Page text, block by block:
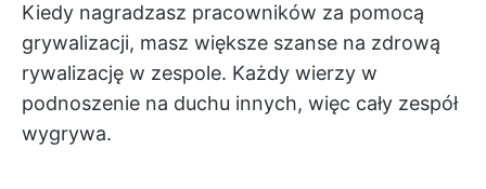
Kiedy nagradzasz pracowników za pomocą
grywalizacji, masz większe szanse na zdrową
rywalizację w zespole. Każdy wierzy w
podnoszenie na duchu innych, więc cały zespół
wygrywa.